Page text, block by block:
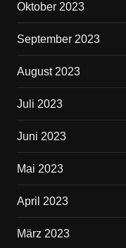
Oktober 2023
September 2023
August 2023
Juli 2023
Juni 2023
Mai 2023
April 2023
März 2023